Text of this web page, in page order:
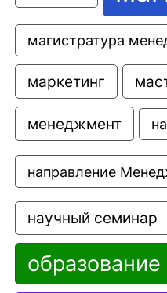
магистратура
маркетинг
менеджмент
направление
научный семинар
образование